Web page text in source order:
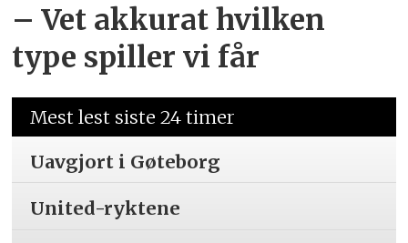
– Vet akkurat hvilken
type spiller vi får
Mest lest siste 24 timer
Uavgjort i Gøteborg
United-ryktene